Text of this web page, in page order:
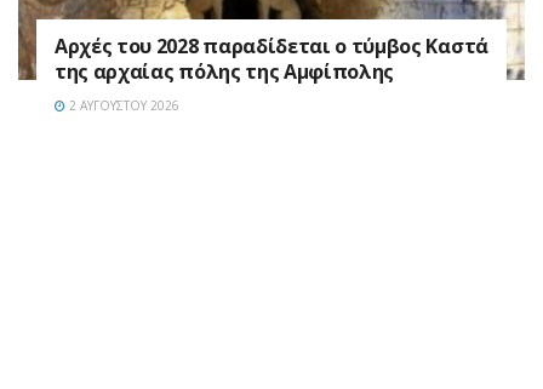
Αρχές του 2028 παραδίδεται ο τύμβος Καστά
της αρχαίας πόλης της Αμφίπολης
2 ΑΥΓΟΎΣΤΟΥ 2026